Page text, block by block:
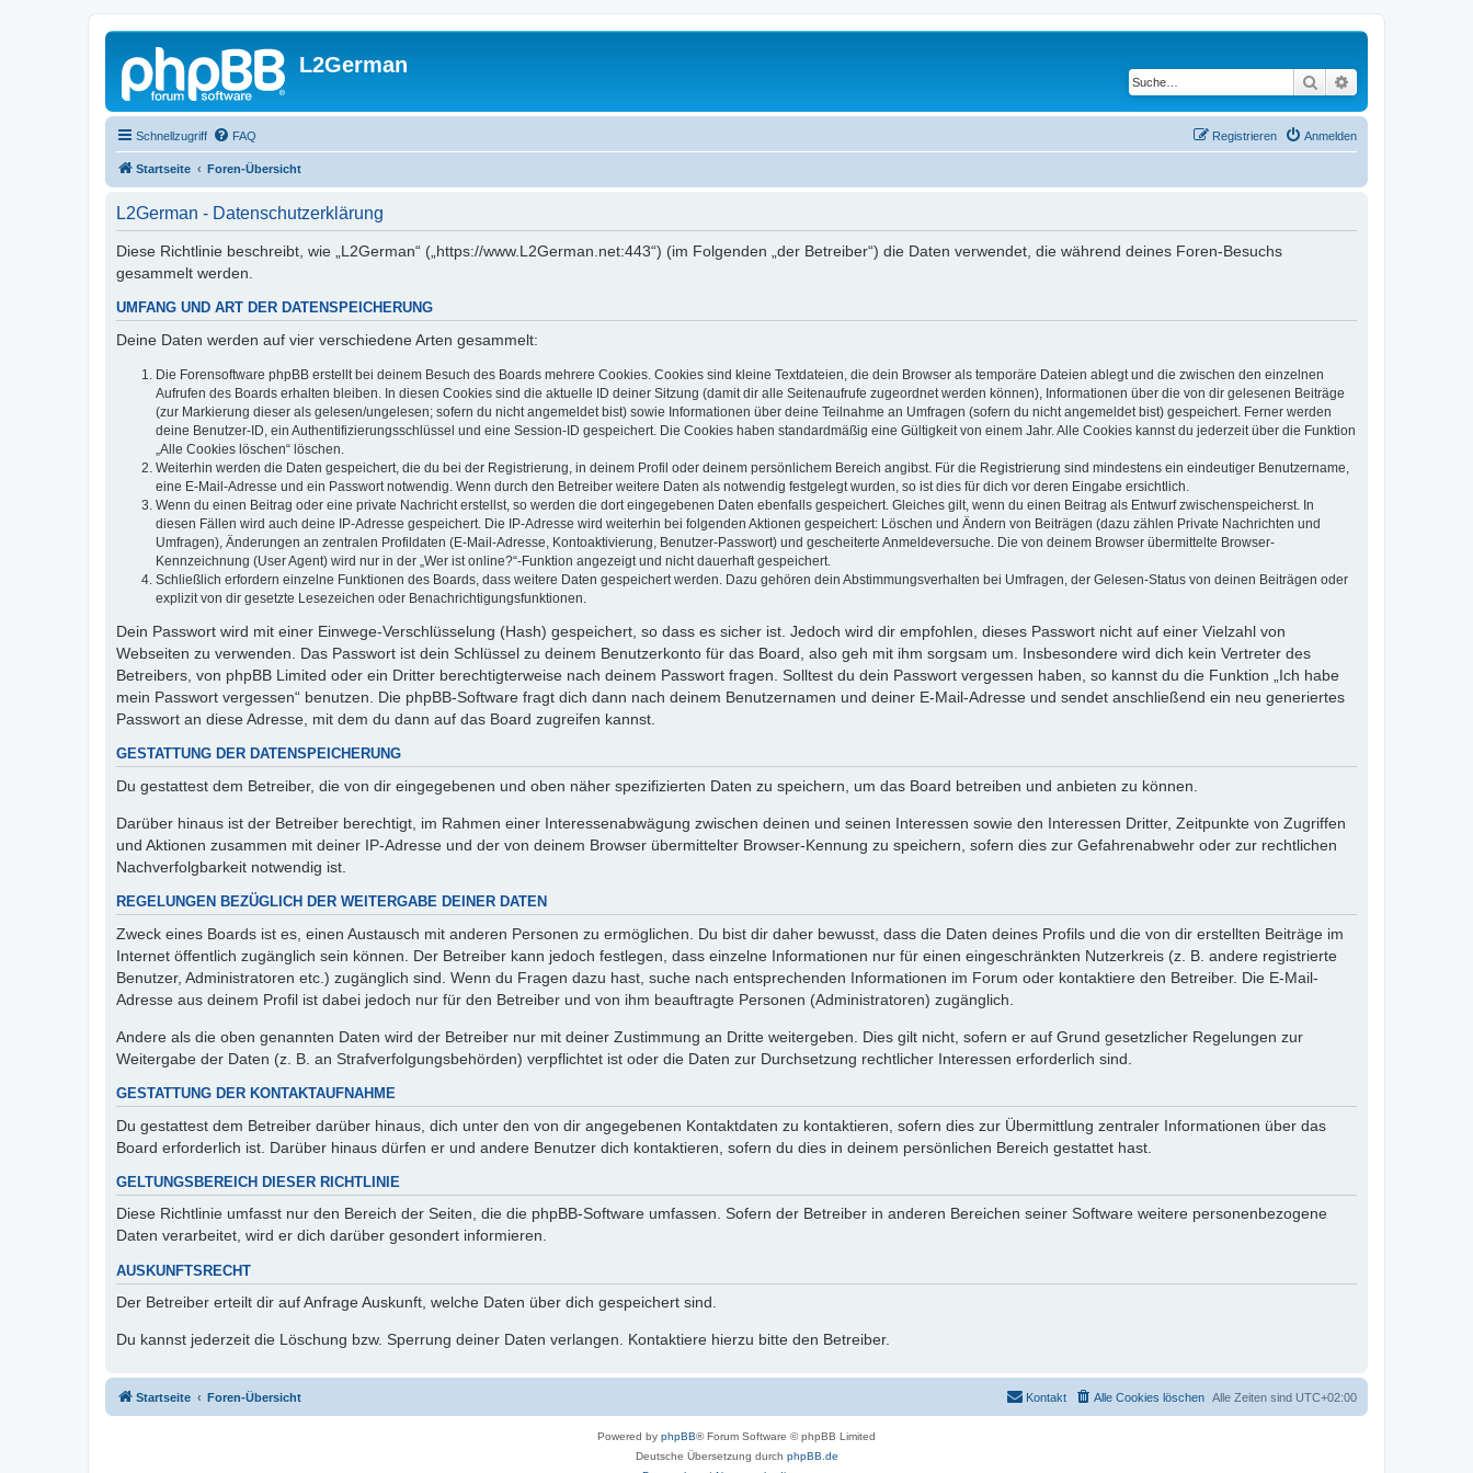
L2German
Suche
Schnellzugriff FAQ Anmelden
Registrieren
Startseite Foren-Übersicht
L2German - Datenschutzerklärung
Diese Richtlinie beschreibt, wie „L2German“ („https://www.L2German.net:443“) (im Folgenden „der Betreiber“) die Daten verwendet, die während deines Foren-Besuchs
gesammelt werden.
UMFANG UND ART DER DATENSPEICHERUNG
Deine Daten werden auf vier verschiedene Arten gesammelt:
Die Forensoftware phpBB erstellt bei deinem Besuch des Boards mehrere Cookies. Cookies sind kleine Textdateien, die dein Browser als temporäre Dateien ablegt und die zwischen den einzelnen
Aufrufen des Boards erhalten bleiben. In diesen Cookies sind die aktuelle ID deiner Sitzung (damit dir alle Seitenaufrufe zugeordnet werden können), Informationen über die von dir gelesenen Beiträge
(zur Markierung dieser als gelesen/ungelesen; sofern du nicht angemeldet bist) sowie Informationen über deine Teilnahme an Umfragen (sofern du nicht angemeldet bist) gespeichert. Ferner werden
deine Benutzer-ID, ein Authentifizierungsschlüssel und eine Session-ID gespeichert. Die Cookies haben standardmäßig eine Gültigkeit von einem Jahr. Alle Cookies kannst du jederzeit über die Funktion
„Alle Cookies löschen“ löschen.
Weiterhin werden die Daten gespeichert, die du bei der Registrierung, in deinem Profil oder deinem persönlichem Bereich angibst. Für die Registrierung sind mindestens ein eindeutiger Benutzername,
eine E-Mail-Adresse und ein Passwort notwendig. Wenn durch den Betreiber weitere Daten als notwendig festgelegt wurden, so ist dies für dich vor deren Eingabe ersichtlich.
Wenn du einen Beitrag oder eine private Nachricht erstellst, so werden die dort eingegebenen Daten ebenfalls gespeichert. Gleiches gilt, wenn du einen Beitrag als Entwurf zwischenspeicherst. In
diesen Fällen wird auch deine IP-Adresse gespeichert. Die IP-Adresse wird weiterhin bei folgenden Aktionen gespeichert: Löschen und Ändern von Beiträgen (dazu zählen Private Nachrichten und
Umfragen), Änderungen an zentralen Profildaten (E-Mail-Adresse, Kontoaktivierung, Benutzer-Passwort) und gescheiterte Anmeldeversuche. Die von deinem Browser übermittelte Browser-
Kennzeichnung (User Agent) wird nur in der „Wer ist online?“-Funktion angezeigt und nicht dauerhaft gespeichert.
Schließlich erfordern einzelne Funktionen des Boards, dass weitere Daten gespeichert werden. Dazu gehören dein Abstimmungsverhalten bei Umfragen, der Gelesen-Status von deinen Beiträgen oder
explizit von dir gesetzte Lesezeichen oder Benachrichtigungsfunktionen.
Dein Passwort wird mit einer Einwege-Verschlüsselung (Hash) gespeichert, so dass es sicher ist. Jedoch wird dir empfohlen, dieses Passwort nicht auf einer Vielzahl von
Webseiten zu verwenden. Das Passwort ist dein Schlüssel zu deinem Benutzerkonto für das Board, also geh mit ihm sorgsam um. Insbesondere wird dich kein Vertreter des
Betreibers, von phpBB Limited oder ein Dritter berechtigterweise nach deinem Passwort fragen. Solltest du dein Passwort vergessen haben, so kannst du die Funktion „Ich habe
mein Passwort vergessen“ benutzen. Die phpBB-Software fragt dich dann nach deinem Benutzernamen und deiner E-Mail-Adresse und sendet anschließend ein neu generiertes
Passwort an diese Adresse, mit dem du dann auf das Board zugreifen kannst.
GESTATTUNG DER DATENSPEICHERUNG
Du gestattest dem Betreiber, die von dir eingegebenen und oben näher spezifizierten Daten zu speichern, um das Board betreiben und anbieten zu können.
Darüber hinaus ist der Betreiber berechtigt, im Rahmen einer Interessenabwägung zwischen deinen und seinen Interessen sowie den Interessen Dritter, Zeitpunkte von Zugriffen
und Aktionen zusammen mit deiner IP-Adresse und der von deinem Browser übermittelter Browser-Kennung zu speichern, sofern dies zur Gefahrenabwehr oder zur rechtlichen
Nachverfolgbarkeit notwendig ist.
REGELUNGEN BEZÜGLICH DER WEITERGABE DEINER DATEN
Zweck eines Boards ist es, einen Austausch mit anderen Personen zu ermöglichen. Du bist dir daher bewusst, dass die Daten deines Profils und die von dir erstellten Beiträge im
Internet öffentlich zugänglich sein können. Der Betreiber kann jedoch festlegen, dass einzelne Informationen nur für einen eingeschränkten Nutzerkreis (z. B. andere registrierte
Benutzer, Administratoren etc.) zugänglich sind. Wenn du Fragen dazu hast, suche nach entsprechenden Informationen im Forum oder kontaktiere den Betreiber. Die E-Mail-
Adresse aus deinem Profil ist dabei jedoch nur für den Betreiber und von ihm beauftragte Personen (Administratoren) zugänglich.
Andere als die oben genannten Daten wird der Betreiber nur mit deiner Zustimmung an Dritte weitergeben. Dies gilt nicht, sofern er auf Grund gesetzlicher Regelungen zur
Weitergabe der Daten (z. B. an Strafverfolgungsbehörden) verpflichtet ist oder die Daten zur Durchsetzung rechtlicher Interessen erforderlich sind.
GESTATTUNG DER KONTAKTAUFNAHME
Du gestattest dem Betreiber darüber hinaus, dich unter den von dir angegebenen Kontaktdaten zu kontaktieren, sofern dies zur Übermittlung zentraler Informationen über das
Board erforderlich ist. Darüber hinaus dürfen er und andere Benutzer dich kontaktieren, sofern du dies in deinem persönlichen Bereich gestattet hast.
GELTUNGSBEREICH DIESER RICHTLINIE
Diese Richtlinie umfasst nur den Bereich der Seiten, die die phpBB-Software umfassen. Sofern der Betreiber in anderen Bereichen seiner Software weitere personenbezogene
Daten verarbeitet, wird er dich darüber gesondert informieren.
AUSKUNFTSRECHT
Der Betreiber erteilt dir auf Anfrage Auskunft, welche Daten über dich gespeichert sind.
Du kannst jederzeit die Löschung bzw. Sperrung deiner Daten verlangen. Kontaktiere hierzu bitte den Betreiber.
Startseite Foren-Übersicht Alle Zeiten sind UTC+02:00
Alle Cookies löschen
Kontakt
Powered by phpBB® Forum Software © phpBB Limited
Deutsche Übersetzung durch phpBB.de